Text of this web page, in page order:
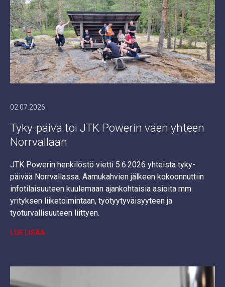
02.07.2026
Tyky-päivä toi JTK Powerin väen yhteen
Norrvallaan
JTK Powerin henkilöstö vietti 5.6.2026 yhteistä tyky-
päivää Norrvallassa. Aamukahvien jälkeen kokoonnuttiin
infotilaisuuteen kuulemaan ajankohtaisia asioita mm.
yrityksen liiketoimintaan, työtyytyväisyyteen ja
työturvallisuuteen liittyen.
LUE LISÄÄ